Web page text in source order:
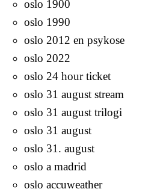
oslo 1900
oslo 1990
oslo 2012 en psykose
oslo 2022
oslo 24 hour ticket
oslo 31 august stream
oslo 31 august trilogi
oslo 31 august
oslo 31. august
oslo a madrid
oslo accuweather